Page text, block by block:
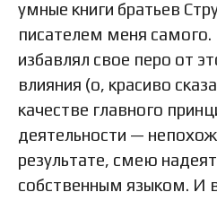
умные книги братьев
писателем меня самого.
избавлял свое перо от
влияния (о, красиво
качестве главного
деятельности —
результате, смею
собственным языком. И